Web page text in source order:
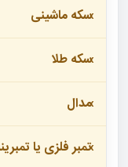
سکه ماشینی
سکه طلا
مدال
تمبر فلزی یا